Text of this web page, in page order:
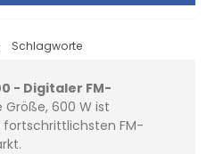
Schlagworte
- Digitaler FM-
Größe, 600 W ist
fortschrittlichsten FM-